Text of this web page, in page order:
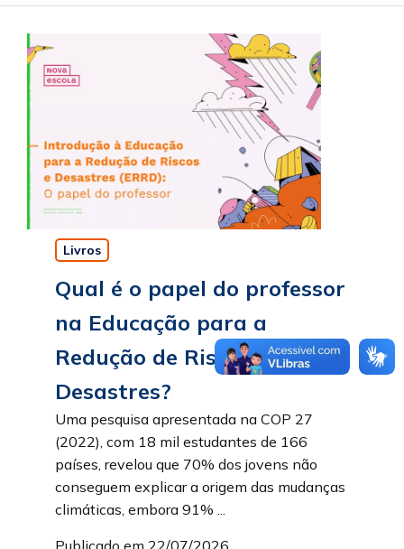
Livros
Qual é o papel do professor
na Educação para a
Redução de Riscos e
Desastres?
Uma pesquisa apresentada na COP 27
(2022), com 18 mil estudantes de 166
países, revelou que 70% dos jovens não
conseguem explicar a origem das mudanças
climáticas, embora 91% ...
Publicado em 22/07/2026